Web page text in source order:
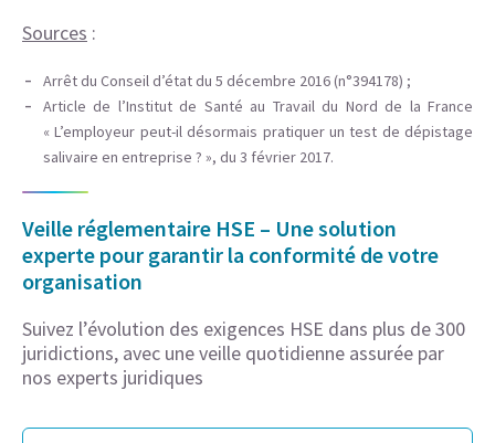
Sources :
Arrêt du Conseil d’état du 5 décembre 2016 (n°394178) ;
Article de l’Institut de Santé au Travail du Nord de la France
« L’employeur peut-il désormais pratiquer un test de dépistage
salivaire en entreprise ? », du 3 février 2017.
Veille réglementaire HSE – Une solution
experte pour garantir la conformité de votre
organisation
Suivez l’évolution des exigences HSE dans plus de 300
juridictions, avec une veille quotidienne assurée par
nos experts juridiques